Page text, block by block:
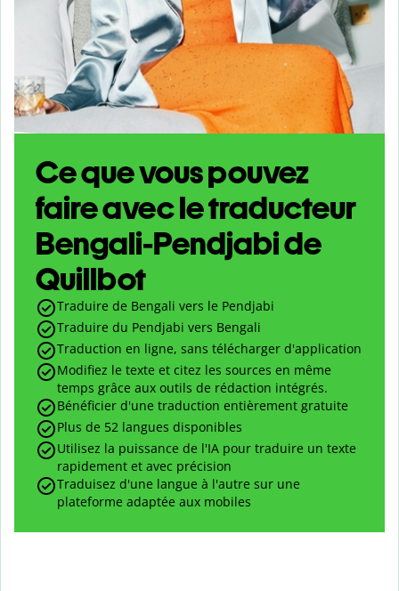
Ce que vous pouvez
faire avec le traducteur
Bengali-Pendjabi de
Quillbot
Traduire de Bengali vers le Pendjabi
Traduire du Pendjabi vers Bengali
Traduction en ligne, sans télécharger d'application
Modifiez le texte et citez les sources en même
temps grâce aux outils de rédaction intégrés.
Bénéficier d'une traduction entièrement gratuite
Plus de 52 langues disponibles
Utilisez la puissance de l'IA pour traduire un texte
rapidement et avec précision
Traduisez d'une langue à l'autre sur une
plateforme adaptée aux mobiles